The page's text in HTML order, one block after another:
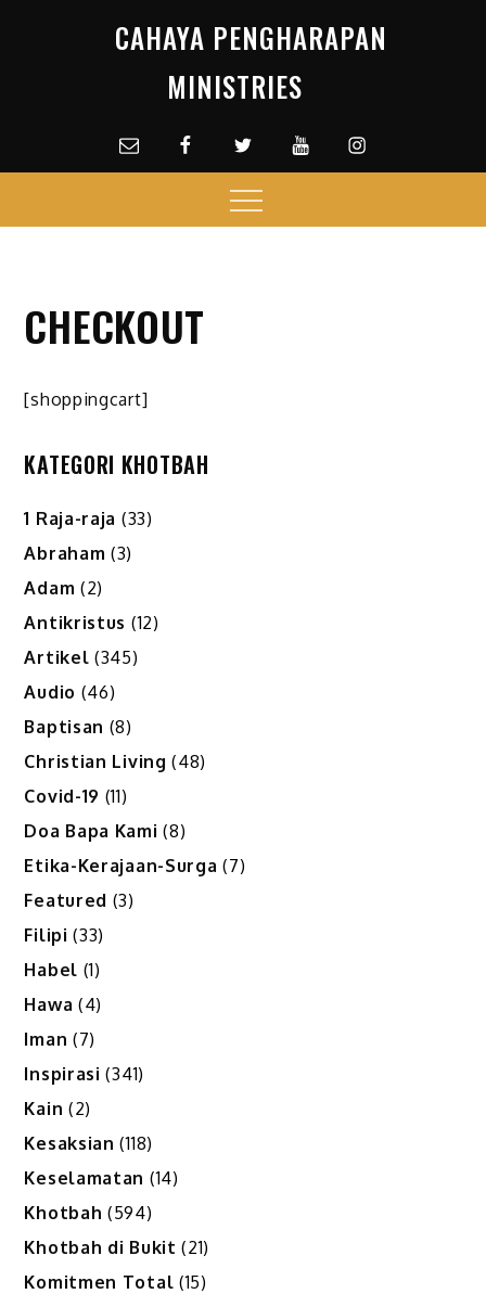
CAHAYA PENGHARAPAN
MINISTRIES
Email facebookTwitterYoutubeInstagram
Menu
CHECKOUT
[shoppingcart]
KATEGORI KHOTBAH
1 Raja-raja (33)
Abraham (3)
Adam (2)
Antikristus (12)
Artikel (345)
Audio (46)
Baptisan (8)
Christian Living (48)
Covid-19 (11)
Doa Bapa Kami (8)
Etika-Kerajaan-Surga (7)
Featured (3)
Filipi (33)
Habel (1)
Hawa (4)
Iman (7)
Inspirasi (341)
Kain (2)
Kesaksian (118)
Keselamatan (14)
Khotbah (594)
Khotbah di Bukit (21)
Komitmen Total (15)